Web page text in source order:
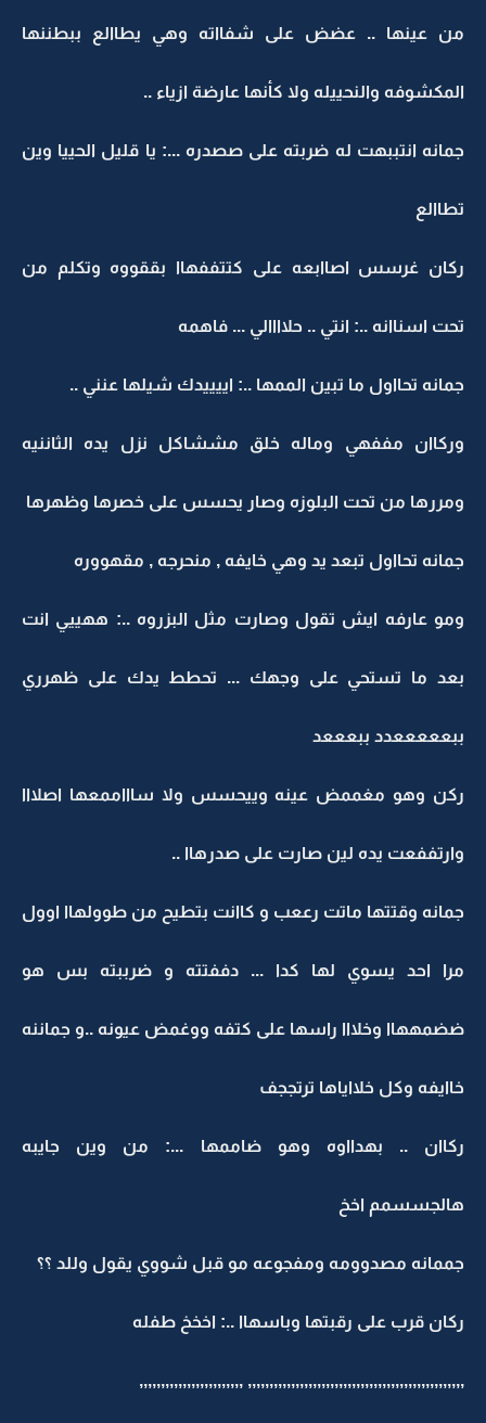
من عينها .. عضض على شفااته وهي يطاالع ببطننها
المكشوفه والنحييله ولا كأنها عارضة ازياء ..
جمانه انتببهت له ضربته على صصدره ...: يا قليل الحييا وين
تطاالع
ركان غرسس اصاابعه على كتتففهاا بققووه وتكلم من
تحت اسناانه ..: انتي .. حلاااالي ... فاهمه
جمانه تحااول ما تبين الممها ..: اييييدك شيلها عنني ..
وركاان مففهي وماله خلق مششاكل نزل يده الثاننيه
ومررها من تحت البلوزه وصار يحسس على خصرها وظهرها
جمانه تحااول تبعد يد وهي خايفه , منحرجه , مقهووره
ومو عارفه ايش تقول وصارت مثل البزروه ..: ههييي انت
بعد ما تستحي على وجهك ... تحطط يدك على ظهرري
ببعععععدد ببعععد
ركن وهو مغممض عينه وييحسس ولا ساااممعها اصلااا
وارتففعت يده لين صارت على صدرهاا ..
جمانه وقتتها ماتت رععب و كاانت بتطيح من طوولهاا اوول
مرا احد يسوي لها كدا ... دففتته و ضرببته بس هو
ضضمههاا وخلااا راسها على كتفه ووغمض عيونه ..و جماننه
خاايفه وكل خلااياها ترتججف
ركاان .. بهدااوه وهو ضاممها ...: من وين جايبه
هالجسسمم اخخ
جممانه مصدوومه ومفجوعه مو قبل شووي يقول وللد ؟؟
ركان قرب على رقبتها وباسهاا ..: اخخخ طفله
,,,,,,,,,,,,,,,,,,,,,,,,,,,,,,,,,,,,,,,,,,,,,,,,,, ,,,,,,,,,,,,,,,,,,,,,,,,